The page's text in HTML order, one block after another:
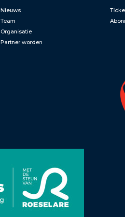
Nieuws
Team
Organisatie
Partner worden